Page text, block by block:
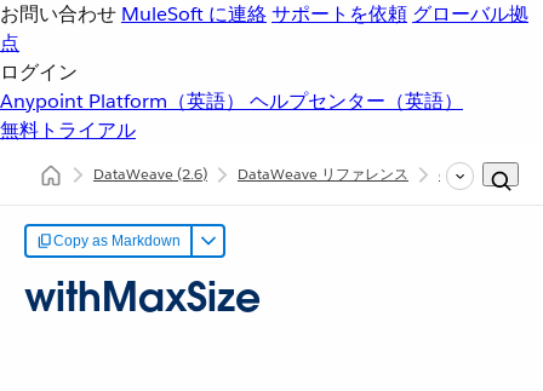
お問い合わせ MuleSoft に連絡サポートを依頼 グローバル拠
点
ログイン
Anypoint Platform（英語） ヘルプセンター（英語）
無料トライアル
DataWeave(2.6) DataWeave リファレンス
Copy as Markdown
withMaxSize